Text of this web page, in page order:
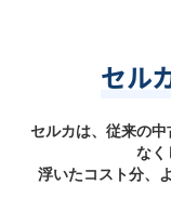
セル
セルカは、従来の
なく
浮いたコスト分、